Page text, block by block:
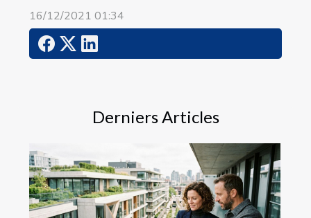
16/12/2021 01:34
Derniers Articles